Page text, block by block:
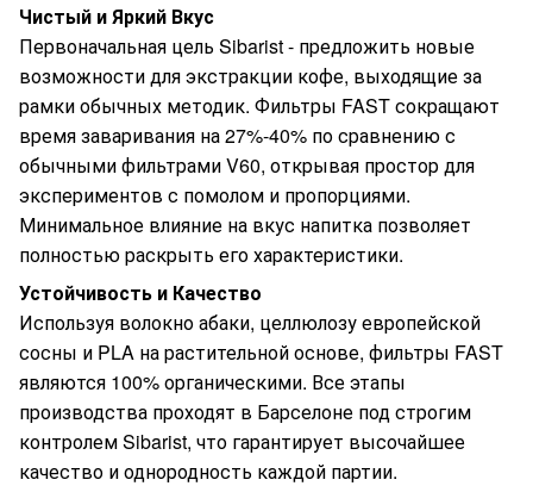
Чистый и Яркий Вкус
Первоначальная цель Sibarist - предложить новые
возможности для экстракции кофе, выходящие за
рамки обычных методик. Фильтры FAST сокращают
время заваривания на 27%-40% по сравнению с
обычными фильтрами V60, открывая простор для
экспериментов с помолом и пропорциями.
Минимальное влияние на вкус напитка позволяет
полностью раскрыть его характеристики.
Устойчивость и Качество
Используя волокно абаки, целлюлозу европейской
сосны и PLA на растительной основе, фильтры FAST
являются 100% органическими. Все этапы
производства проходят в Барселоне под строгим
контролем Sibarist, что гарантирует высочайшее
качество и однородность каждой партии.